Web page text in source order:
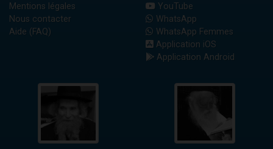
Mentions légales
Nous contacter
Aide (FAQ)
YouTube
WhatsApp
WhatsApp Femmes
Application iOS
Application Android